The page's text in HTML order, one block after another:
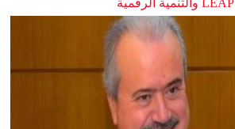
LEAP والتنمية الرقمية